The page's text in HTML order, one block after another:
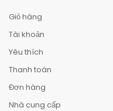
Giỏ hàng
Tài khoản
Yêu thích
Thanh toán
Đơn hàng
Nhà cung cấp